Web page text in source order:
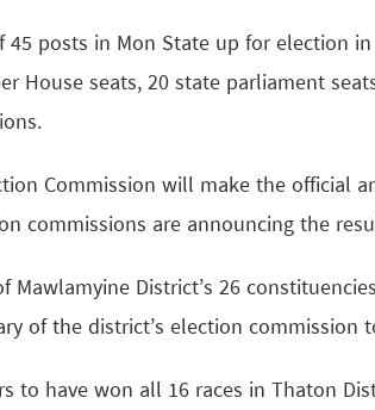
posts in Mon State up for election
House seats, 20 state parliament
Commission will make the official
commissions are announcing the
Mawlamyine District’s 26
of the district’s election commission
to have won all 16 races in Thaton